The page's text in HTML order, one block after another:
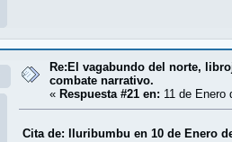
Re:El vagabundo del norte,
combate narrativo.
«Respuesta #21 en: 11 de Enero
Cita de: lluribumbu en 10 de Enero